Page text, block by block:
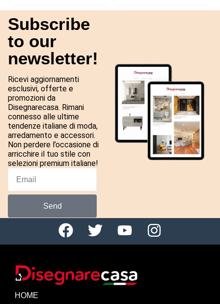
Subscribe
to our
newsletter!
Ricevi aggiornamenti
esclusivi, offerte e
promozioni da
Disegnarecasa. Rimani
connesso alle ultime
tendenze italiane di moda,
arredamento e accessori.
Non perdere l’occasione di
arricchire il tuo stile con
selezioni premium italiane!
Send
HOME